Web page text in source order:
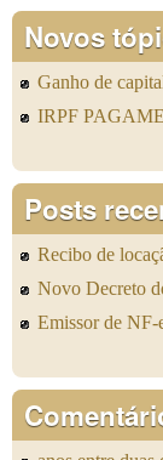
Novos
Ganho de
IRPF
Posts
Recibo de
Novo Decreto
Emissor de NF-